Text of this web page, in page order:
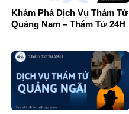
Khám Phá Dịch Vụ Thám Tử
Quảng Nam – Thám Tử 24H